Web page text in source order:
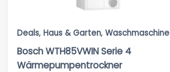
Deals, Haus & Garten, Waschmaschine
Bosch WTH85VWIN Serie 4
Wärmepumpentrockner